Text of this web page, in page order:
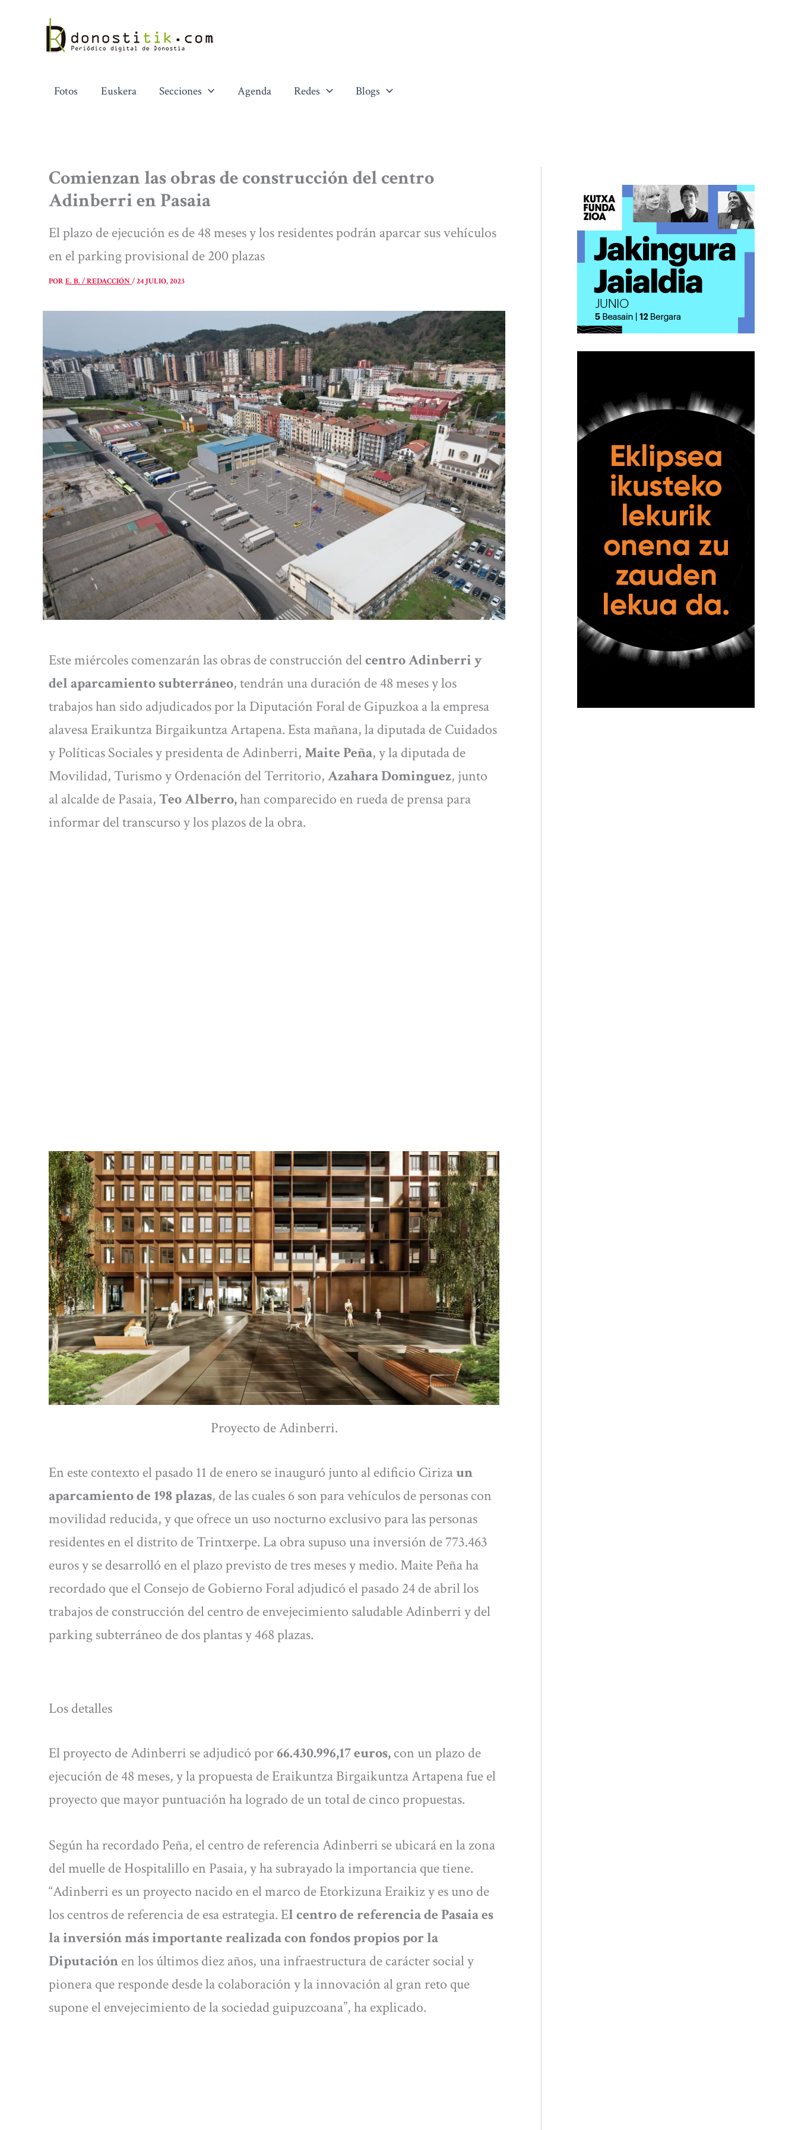
contenido
Fotos Euskera Secciones Agenda Redes Blogs
Comienzan las obras de construcción del centro
Adinberri en Pasaia
El plazo de ejecución es de 48 meses y los residentes podrán aparcar sus vehículos
en el parking provisional de 200 plazas
PORE. B. / REDACCIÓN/24 JULIO, 2023
Este miércoles comenzarán las obras de construcción delcentro Adinberri y
del aparcamiento subterráneo, tendrán una duración de 48 meses y los
trabajos han sido adjudicados por la Diputación Foral de Gipuzkoa a la empresa
alavesa Eraikuntza Birgaikuntza Artapena. Esta mañana, la diputada de Cuidados
y Políticas Sociales y presidenta de Adinberri,Maite Peña, y la diputada de
Movilidad, Turismo y Ordenación del Territorio,Azahara Dominguez, junto
al alcalde de Pasaia,Teo Alberro,han comparecido en rueda de prensa para
informar del transcurso y los plazos de la obra.
Proyecto de Adinberri.
En este contexto el pasado 11 de enero se inauguró junto al edificio Cirizaun
aparcamiento de 198 plazas, de las cuales 6 son para vehículos de personas con
movilidad reducida, y que ofrece un uso nocturno exclusivo para las personas
residentes en el distrito de Trintxerpe. La obra supuso una inversión de 773.463
euros y se desarrolló en el plazo previsto de tres meses y medio. Maite Peña ha
recordado que el Consejo de Gobierno Foral adjudicó el pasado 24 de abril los
trabajos de construcción del centro de envejecimiento saludable Adinberri y del
parking subterráneo de dos plantas y 468 plazas.
Los detalles
El proyecto de Adinberri se adjudicó por66.430.996,17 euros,con un plazo de
ejecución de 48 meses, y la propuesta de Eraikuntza Birgaikuntza Artapena fue el
proyecto que mayor puntuación ha logrado de un total de cinco propuestas.
Según ha recordado Peña, el centro de referencia Adinberri se ubicará en la zona
del muelle de Hospitalillo en Pasaia, y ha subrayado la importancia que tiene.
“Adinberri es un proyecto nacido en el marco de Etorkizuna Eraikiz y es uno de
los centros de referencia de esa estrategia. El centro de referencia de Pasaia es
la inversión más importante realizada con fondos propios por la
Diputaciónen los últimos diez años, una infraestructura de carácter social y
pionera que responde desde la colaboración y la innovación al gran reto que
supone el envejecimiento de la sociedad guipuzcoana”, ha explicado.